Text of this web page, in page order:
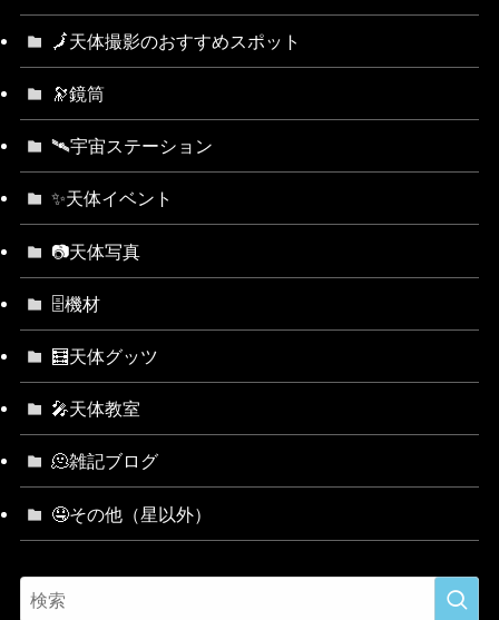
🗾天体撮影のおすすめスポット
🔭鏡筒
🛰宇宙ステーション
✨天体イベント
📷天体写真
🗄機材
🧮天体グッツ
🎤天体教室
🫠雑記ブログ
🤤その他（星以外）